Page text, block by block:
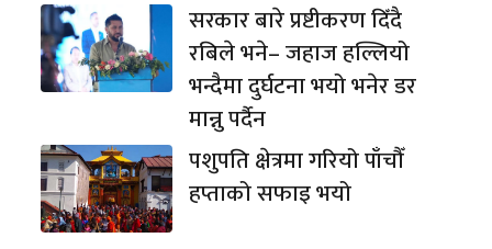
सरकार बारे प्रष्टीकरण दिँदै
रबिले भने– जहाज हल्लियो
भन्दैमा दुर्घटना भयो भनेर डर
मान्नु पर्दैन
पशुपति क्षेत्रमा गरियो पाँचौँ
हप्ताको सफाइ भयो